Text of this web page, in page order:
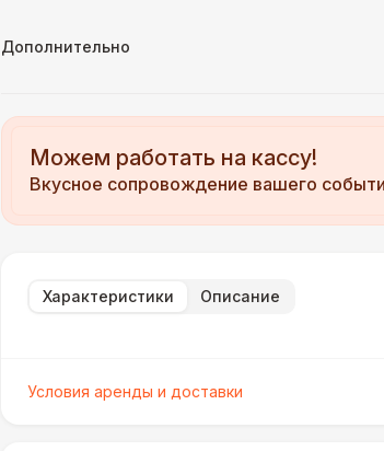
Дополнительно
Можем работать на кассу!
Вкусное сопровождение вашего
Характеристики Описание
Условия аренды и доставки